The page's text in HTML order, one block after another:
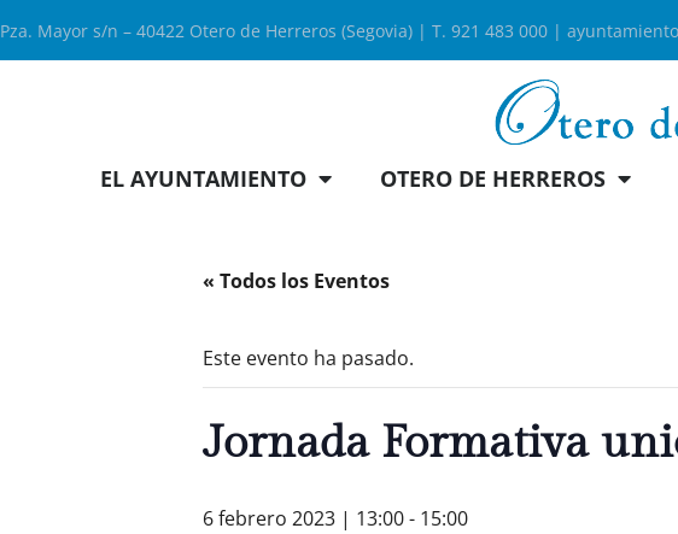
Pza. Mayor s/n – 40422 Otero de Herreros (Segovia) | T. 921 483 000 |
EL AYUNTAMIENTO OTERO DE HERREROS
« Todos los Eventos
Este evento ha pasado.
Jornada Formativa
6 febrero 2023 | 13:00- 15:00